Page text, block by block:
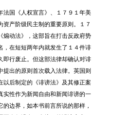
国《人权宣言》、１７９１年美
产阶级民主制的重要原则。１７
煽动法》，这部旨在打击反政府势
，在短短两年内就发生了１４件诽
即行废止。但这部法律却确认对诽
出的原则首次载入法律。英国则
以后制定的《诽谤法》及其修正案
实性作为新闻自由和新闻诽谤的一
边界，如本书前言所说的那样，